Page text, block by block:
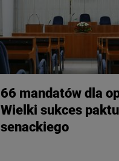
66 mandatów dla
Wielki sukces paktu
senackiego